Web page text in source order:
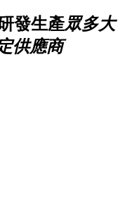
發生產眾多大
供應商